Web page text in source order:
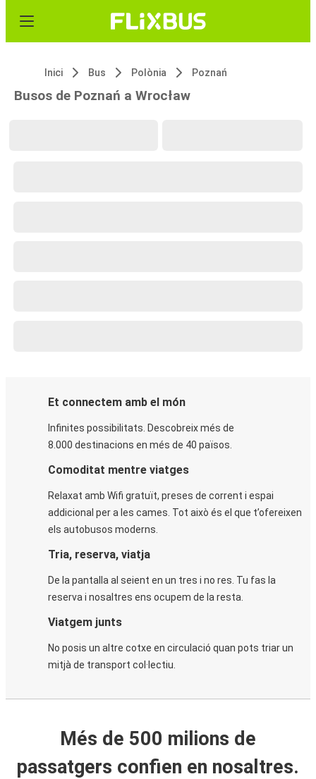
Inici Bus Polònia Poznań
Busos de Poznań a Wrocław
Et connectem amb el món
Infinites possibilitats. Descobreix més de
8.000 destinacions en més de 40 països.
Comoditat mentre viatges
Relaxat amb Wifi gratuït, preses de corrent i espai
addicional per a les cames. Tot això és el que t’ofereixen
els autobusos moderns.
Tria, reserva, viatja
De la pantalla al seient en un tres i no res. Tu fas la
reserva i nosaltres ens ocupem de la resta.
Viatgem junts
No posis un altre cotxe en circulació quan pots triar un
mitjà de transport col·lectiu.
Més de 500 milions de
passatgers confien en nosaltres.